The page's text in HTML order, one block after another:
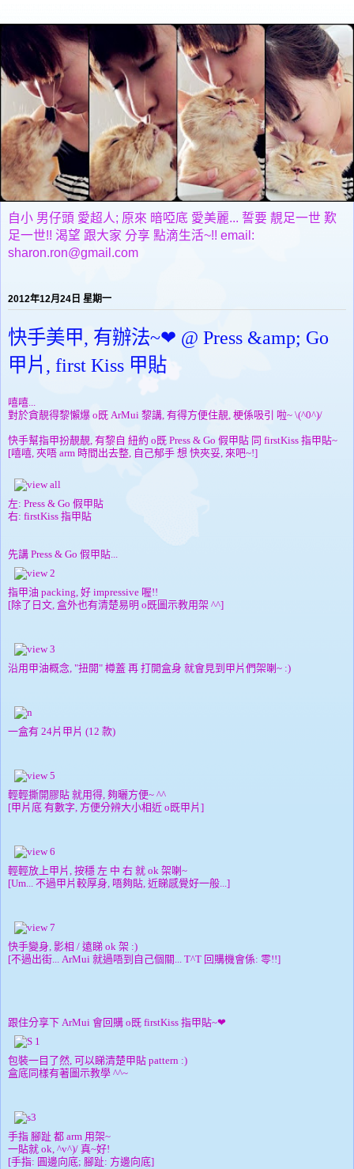
自小 男仔頭 愛超人; 原來 暗啞底 愛美麗... 誓要 靚足一世 歎
足一世!! 渴望 跟大家 分享 點滴生活~!! email:
sharon.ron@gmail.com
2012年12月24日 星期一
快手美甲, 有辦法~❤ @ Press &amp; Go
甲片, first Kiss 甲貼
嘻嘻...
對於貪靚得黎懶爆 o既 ArMui 黎講, 有得方便住靚, 梗係吸引 啦~ \(^0^)/
快手幫指甲扮靚靚, 有黎自 紐約 o既 Press & Go 假甲貼 同 firstKiss 指甲貼~
[嘻嘻, 夾唔 arm 時間出去整, 自己郁手 想 快夾妥, 來吧~!]
左: Press & Go 假甲貼
右: firstKiss 指甲貼
先講 Press & Go 假甲貼...
指甲油 packing, 好 impressive 喔!!
[除了日文, 盒外也有清楚易明 o既圖示教用架 ^^]
沿用甲油概念, "扭開" 樽蓋 再 打開盒身 就會見到甲片們架喇~ :)
一盒有 24片甲片 (12 款)
輕輕撕開膠貼 就用得, 夠曬方便~ ^^
[甲片底 有數字, 方便分辨大小相近 o既甲片]
輕輕放上甲片, 按穩 左 中 右 就 ok 架喇~
[Um... 不過甲片較厚身, 唔夠貼, 近睇感覺好一般...]
快手變身, 影相 / 遠睇 ok 架 :)
[不過出街... ArMui 就過唔到自己個關... T^T 回購機會係: 零!!]
跟住分享下 ArMui 會回購 o既 firstKiss 指甲貼~❤
包裝一目了然, 可以睇清楚甲貼 pattern :)
盒底同樣有著圖示教學 ^^~
手指 腳趾 都 arm 用架~
一貼就 ok, ^v^)/ 真~好!
[手指: 圓邊向底; 腳趾: 方邊向底]